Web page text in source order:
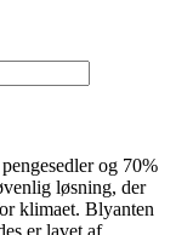
og 70%
løsning, der
klimaet. Blyanten
er lavet af